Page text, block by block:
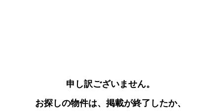
申し訳ございません。
お探しの物件は、掲載が終了したか、